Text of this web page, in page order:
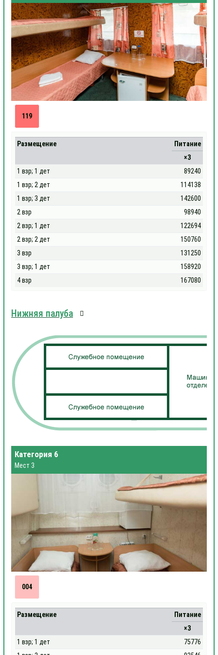
119
Размещение
Питание
×3
1 взр; 1 дет
89240
1 взр; 2 дет
114138
1 взр; 3 дет
142600
2 взр
98940
2 взр; 1 дет
122694
2 взр; 2 дет
150760
3 взр
131250
3 взр; 1 дет
158920
4 взр
167080
Нижняя палуба
Категория 6
Мест 3
004
Размещение
Питание
×3
1 взр; 1 дет
75776